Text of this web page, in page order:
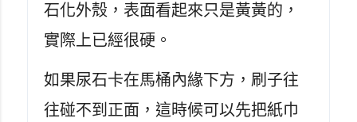
石化外殼，表面看起來只是黃黃的，
實際上已經很硬。
如果尿石卡在馬桶內緣下方，刷子往
往碰不到正面，這時候可以先把紙巾